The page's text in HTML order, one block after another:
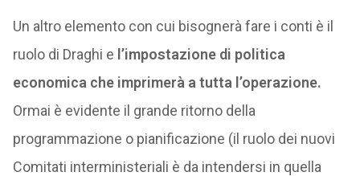
Un altro elemento con cui bisognerà fare i conti è il
ruolo di Draghi e l’impostazione di politica
economica che imprimerà a tutta l’operazione.
Ormai è evidente il grande ritorno della
programmazione o pianificazione (il ruolo dei nuovi
Comitati interministeriali è da intendersi in quella